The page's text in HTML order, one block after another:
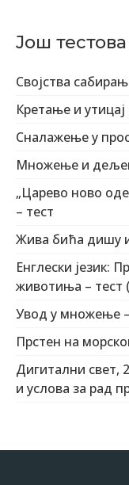
Још
Својства
Кретање и
Сналажење у
Множење и
„Царево ново
– тест
Жива бића дишу и
Енглески језик:
животиња – тест
Увод у множење
Прстен на
Дигитални свет,
и услова за рад